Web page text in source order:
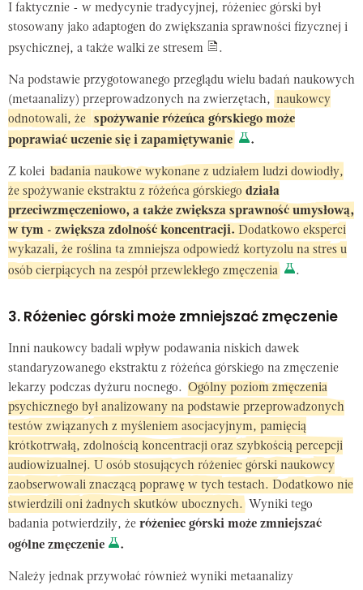
I faktycznie - w medycynie tradycyjnej, różeniec górski był
stosowany jako adaptogen do zwiększania sprawności fizycznej i
psychicznej, a także walki ze stresem
.
Na podstawie przygotowanego przeglądu wielu badań naukowych
(metaanalizy) przeprowadzonych na zwierzętach, naukowcy
odnotowali, że
spożywanie różeńca górskiego może
poprawiać uczenie się i zapamiętywanie
.
Z kolei badania naukowe wykonane z udziałem ludzi dowiodły,
że spożywanie ekstraktu z różeńca górskiego działa
przeciwzmęczeniowo, a także zwiększa sprawność umysłową,
w tym - zwiększa zdolność koncentracji. Dodatkowo eksperci
wykazali, że roślina ta zmniejsza odpowiedź kortyzolu na stres u
osób cierpiących na zespół przewlekłego zmęczenia
.
3. Różeniec górski może zmniejszać zmęczenie
Inni naukowcy badali wpływ podawania niskich dawek
standaryzowanego ekstraktu z różeńca górskiego na zmęczenie
lekarzy podczas dyżuru nocnego. Ogólny poziom zmęczenia
psychicznego był analizowany na podstawie przeprowadzonych
testów związanych z myśleniem asocjacyjnym, pamięcią
krótkotrwałą, zdolnością koncentracji oraz szybkością percepcji
audiowizualnej. U osób stosujących różeniec górski naukowcy
zaobserwowali znaczącą poprawę w tych testach. Dodatkowo nie
stwierdzili oni żadnych skutków ubocznych.
Wyniki tego
badania potwierdziły, że różeniec górski może zmniejszać
ogólne zmęczenie
.
Należy jednak przywołać również wyniki metaanalizy